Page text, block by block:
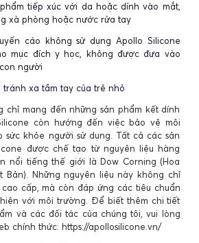
tiếp xúc với da hoặc dính vào mắt,
xà phòng hoặc nước rửa tay
cáo không sử dụng Apollo Silicone
mục đích y học, không được đưa vào
người
tránh xa tầm tay của trẻ nhỏ
chỉ mang đến những sản phẩm kết dính
còn hướng đến việc bảo vệ môi
sức khỏe người sử dụng. Tất cả các sản
được chế tạo từ nguyên liệu hàng
nổi tiếng thế giới là Dow Corning (Hoa
Bản). Những nguyên liệu này không chỉ
cấp, mà còn đáp ứng các tiêu chuẩn
với môi trường. Để biết thêm chi tiết
và các đối tác của chúng tôi, vui lòng
chính thức: https://apollosilicone.vn/